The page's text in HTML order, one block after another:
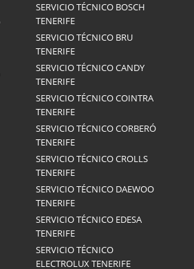
SERVICIO TÉCNICO BOSCH
TENERIFE
SERVICIO TÉCNICO BRU
TENERIFE
SERVICIO TÉCNICO CANDY
TENERIFE
SERVICIO TÉCNICO COINTRA
TENERIFE
SERVICIO TÉCNICO CORBERÓ
TENERIFE
SERVICIO TÉCNICO CROLLS
TENERIFE
SERVICIO TÉCNICO DAEWOO
TENERIFE
SERVICIO TÉCNICO EDESA
TENERIFE
SERVICIO TÉCNICO
ELECTROLUX TENERIFE